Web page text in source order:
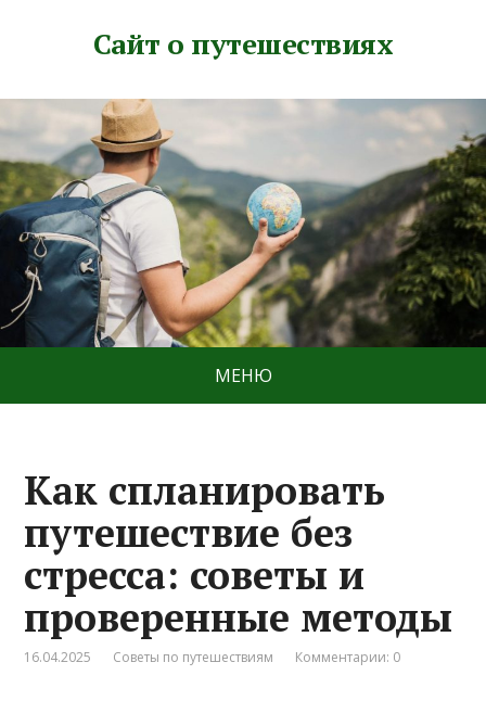
Сайт о путешествиях
МЕНЮ
Как спланировать
путешествие без
стресса: советы и
проверенные методы
16.04.2025 Советы по путешествиям Комментарии: 0